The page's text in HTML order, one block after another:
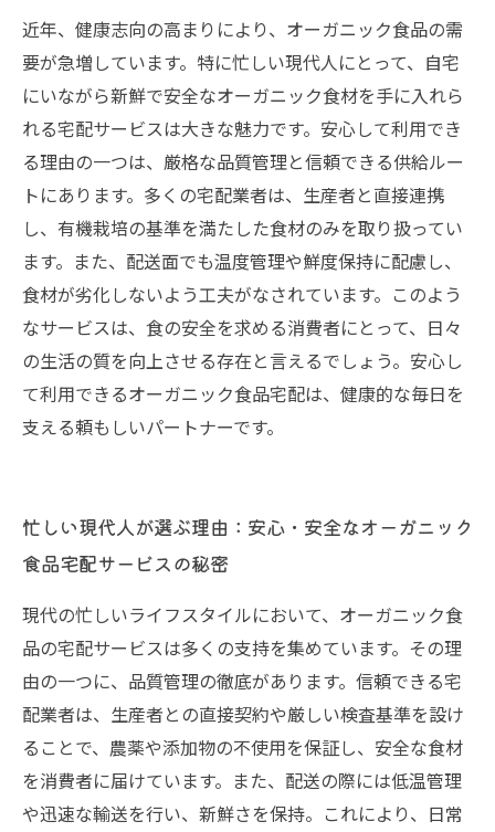
変わる生活の質
宅配で始める健康生活：オーガニック食品の新
しい選び方と楽しみ方
これからの食卓に欠かせない宅配サービスの未
来とオーガニック食品の可能性
近年、健康志向の高まりにより、オーガニック食品の需
要が急増しています。特に忙しい現代人にとって、自宅
にいながら新鮮で安全なオーガニック食材を手に入れら
れる宅配サービスは大きな魅力です。安心して利用でき
る理由の一つは、厳格な品質管理と信頼できる供給ルー
トにあります。多くの宅配業者は、生産者と直接連携
し、有機栽培の基準を満たした食材のみを取り扱ってい
ます。また、配送面でも温度管理や鮮度保持に配慮し、
食材が劣化しないよう工夫がなされています。このよう
なサービスは、食の安全を求める消費者にとって、日々
の生活の質を向上させる存在と言えるでしょう。安心し
て利用できるオーガニック食品宅配は、健康的な毎日を
支える頼もしいパートナーです。
忙しい現代人が選ぶ理由：安心・安全なオーガニック
食品宅配サービスの秘密
現代の忙しいライフスタイルにおいて、オーガニック食
品の宅配サービスは多くの支持を集めています。その理
由の一つに、品質管理の徹底があります。信頼できる宅
配業者は、生産者との直接契約や厳しい検査基準を設け
ることで、農薬や添加物の不使用を保証し、安全な食材
を消費者に届けています。また、配送の際には低温管理
や迅速な輸送を行い、新鮮さを保持。これにより、日常